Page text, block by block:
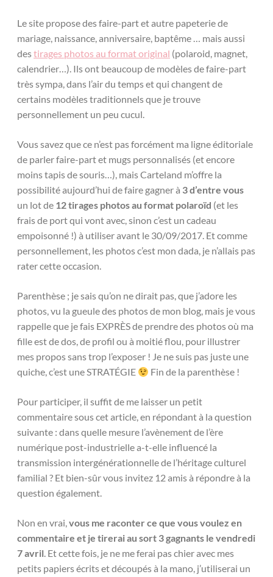
Le site propose des faire-part et autre papeterie de
mariage, naissance, anniversaire, baptême … mais aussi
destirages photos au format original (polaroid, magnet,
calendrier…). Ils ont beaucoup de modèles de faire-part
très sympa, dans l’air du temps et qui changent de
certains modèles traditionnels que je trouve
personnellement un peu cucul.
Vous savez que ce n’est pas forcément ma ligne éditoriale
de parler faire-part et mugs personnalisés (et encore
moins tapis de souris…), mais Carteland m’offre la
possibilité aujourd’hui de faire gagner à 3 d’entre vous
un lot de 12 tirages photos au format polaroïd (et les
frais de port qui vont avec, sinon c’est un cadeau
empoisonné !) à utiliser avant le 30/09/2017. Et comme
personnellement, les photos c’est mon dada, je n’allais pas
rater cette occasion.
Parenthèse ; je sais qu’on ne dirait pas, que j’adore les
photos, vu la gueule des photos de mon blog, mais je vous
rappelle que je fais EXPRÈS de prendre des photos où ma
fille est de dos, de profil ou à moitié flou, pour illustrer
mes propos sans trop l’exposer ! Je ne suis pas juste une
quiche, c’est une STRATÉGIE
Fin de la parenthèse !
Pour participer, il suffit de me laisser un petit
commentaire sous cet article, en répondant à la question
suivante : dans quelle mesure l’avènement de l’ère
numérique post-industrielle a-t-elle influencé la
transmission intergénérationnelle de l’héritage culturel
familial ? Et bien-sûr vous invitez 12 amis à répondre à la
question également.
Non en vrai,vous me raconter ce que vous voulez en
commentaire et je tirerai au sort 3 gagnants le vendredi
7 avril. Et cette fois, je ne me ferai pas chier avec mes
petits papiers écrits et découpés à la mano, j’utiliserai un